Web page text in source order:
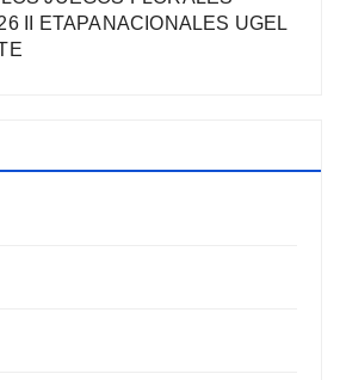
II ETAPANACIONALES UGEL